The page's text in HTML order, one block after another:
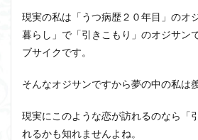
現実の私は「うつ病歴２０年目」のオ
暮らし」で「引きこもり」のオジサン
ブサイクです。
そんなオジサンですから夢の中の私は
現実にこのような恋が訪れるのなら「
れるかも知れませんよね。